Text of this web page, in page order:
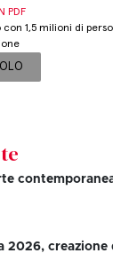
PDF
1,5 milioni di
2026, creazione